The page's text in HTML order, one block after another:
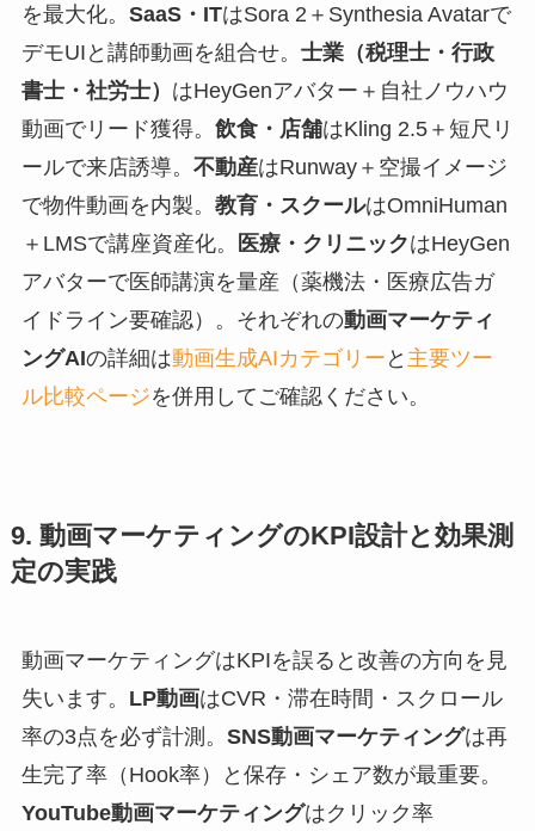
を最大化。 SaaS・ITはSora 2＋Synthesia Avatarで
デモUIと講師動画を組合せ。 士業（税理士・行政
書士・社労士） はHeyGenアバター＋自社ノウハウ
動画でリード獲得。 飲食・店舗はKling 2.5＋短尺リ
ールで来店誘導。 不動産はRunway＋空撮イメージ
で物件動画を内製。 教育・スクールはOmniHuman
＋LMSで講座資産化。
医療・クリニックはHeyGen
アバターで医師講演を量産（薬機法・医療広告ガ
イドライン要確認）。それぞれの動画マーケティ
ングAIの詳細は動画生成AIカテゴリー と 主要ツー
ル比較ページを併用してご確認ください。
9. 動画マーケティングのKPI設計と効果測
定の実践
動画マーケティングはKPIを誤ると改善の方向を見
失います。 LP動画はCVR・滞在時間・スクロール
率の3点を必ず計測。 SNS動画マーケティングは再
生完了率（Hook率）と保存・シェア数が最重要。
YouTube動画マーケティングはクリック率